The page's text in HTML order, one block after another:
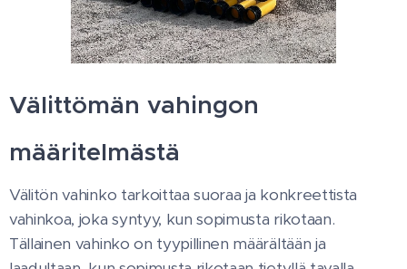
Välittömän vahingon
määritelmästä
Välitön vahinko tarkoittaa suoraa ja konkreettista
vahinkoa, joka syntyy, kun sopimusta rikotaan.
Tällainen vahinko on tyypillinen määrältään ja